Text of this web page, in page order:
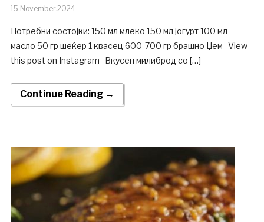
15.November.2024
Потребни состојки: 150 мл млеко 150 мл јогурт 100 мл
масло 50 гр шеќер 1 квасец 600-700 гр брашно Џем View
this post on Instagram Вкусен милиброд со […]
Continue Reading →